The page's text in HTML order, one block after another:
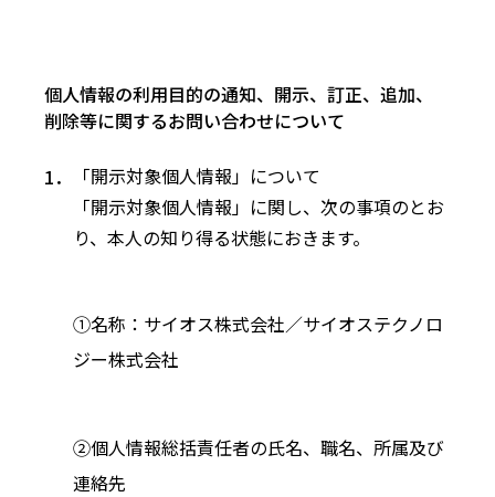
個人情報の利用目的の通知、開示、訂正、追加、
削除等に関するお問い合わせについて
「開示対象個人情報」について
「開示対象個人情報」に関し、次の事項のとお
り、本人の知り得る状態におきます。
①名称：サイオス株式会社／サイオステクノロ
ジー株式会社
②個人情報総括責任者の氏名、職名、所属及び
連絡先